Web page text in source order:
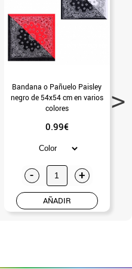
Bandana o Pañuelo Paisley
negro de 54x54 cm en varios
colores
0.99€
- +
AÑADIR